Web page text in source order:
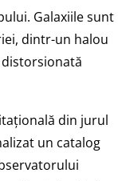
Galaxiile sunt
dintr-un halou
distorsionată
din jurul
un catalog